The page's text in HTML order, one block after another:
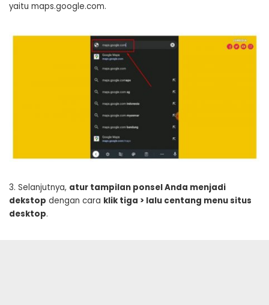
yaitu maps.google.com.
3. Selanjutnya, atur tampilan ponsel Anda menjadi
dekstop dengan cara klik tiga > lalu centang menu situs
desktop.